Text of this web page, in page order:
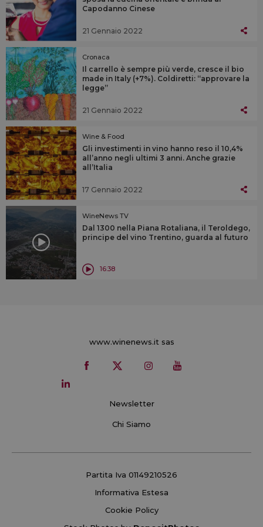
Capodanno Cinese
21 Gennaio 2022
Cronaca
Il carrello è sempre più verde, cresce il bio
made in Italy (+7%). Coldiretti: “approvare la
legge”
21 Gennaio 2022
Wine & Food
Gli investimenti in vino hanno reso il 10,4%
all’anno negli ultimi 3 anni. Anche grazie
all’Italia
17 Gennaio 2022
WineNews TV
Dal 1300 nella Piana Rotaliana, il Teroldego,
principe del vino Trentino, guarda al futuro
16:38
www.winenews.it sas
Newsletter
Chi Siamo
Partita Iva 01149210526
Informativa Estesa
Cookie Policy